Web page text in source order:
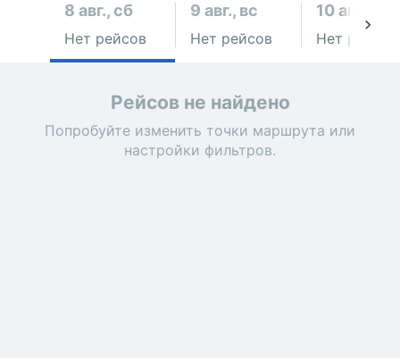
8 авг., сб
Нет рейсов
9 авг., вс
Нет рейсов
10 авг., пн
Нет рейсов
Рейсов не найдено
Попробуйте изменить точки маршрута или
настройки фильтров.